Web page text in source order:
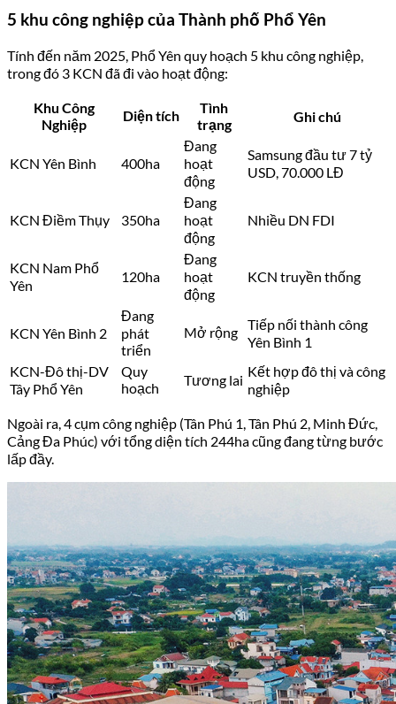
5 khu công nghiệp của Thành phố Phổ Yên
Tính đến năm 2025, Phổ Yên quy hoạch 5 khu công nghiệp,
trong đó 3 KCN đã đi vào hoạt động:
Khu Công
Nghiệp
Diện tích
Tình
trạng
Ghi chú
KCN Yên Bình 400ha
Đang
hoạt
động
Samsung đầu tư 7 tỷ
USD, 70.000 LĐ
KCN Điềm Thụy 350ha
Đang
hoạt
động
Nhiều DN FDI
KCN Nam Phổ
Yên
120ha
Đang
hoạt
động
KCN truyền thống
KCN Yên Bình 2
Đang
phát
triển
Mở rộng Tiếp nối thành công
Yên Bình 1
KCN-Đô thị-DV
Tây Phổ Yên
Quy
hoạch
Tương lai
Kết hợp đô thị và công
nghiệp
Ngoài ra, 4 cụm công nghiệp (Tân Phú 1, Tân Phú 2, Minh Đức,
Cảng Đa Phúc) với tổng diện tích 244ha cũng đang từng bước
lấp đầy.